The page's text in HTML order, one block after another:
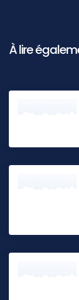
À lire